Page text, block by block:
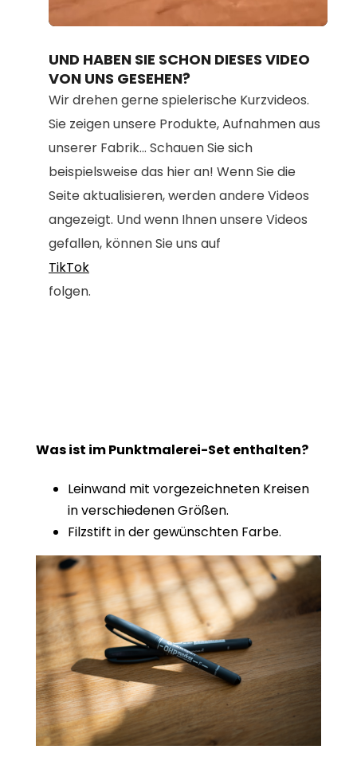
100.00%
UND HABEN SIE SCHON DIESES VIDEO
VON UNS GESEHEN?
Wir drehen gerne spielerische Kurzvideos.
Sie zeigen unsere Produkte, Aufnahmen aus
unserer Fabrik... Schauen Sie sich
beispielsweise das hier an! Wenn Sie die
Seite aktualisieren, werden andere Videos
angezeigt. Und wenn Ihnen unsere Videos
gefallen, können Sie uns auf
TikTok
folgen.
Was ist im Punktmalerei-Set enthalten?
Leinwand mit vorgezeichneten Kreisen
in verschiedenen Größen.
Filzstift in der gewünschten Farbe.